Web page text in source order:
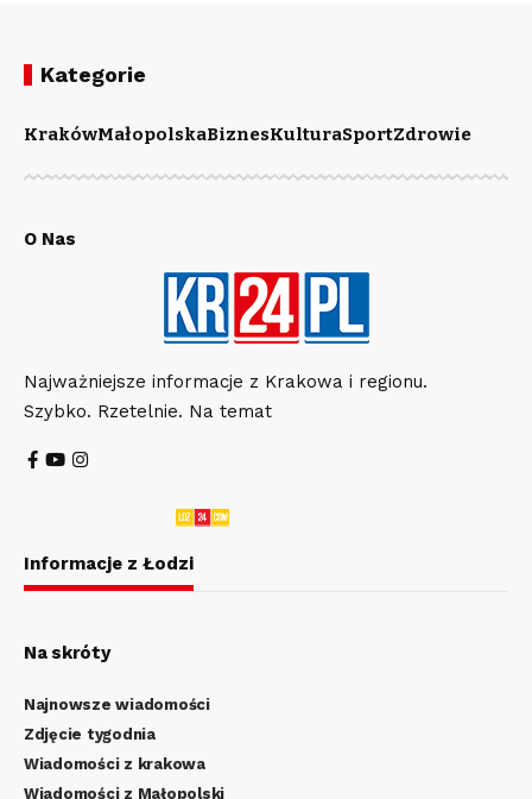
Kategorie
KrakówMałopolskaBiznesKulturaSportZdrowie
O Nas
Najważniejsze informacje z Krakowa i regionu.
Szybko. Rzetelnie. Na temat
Informacje z Łodzi
Na skróty
Najnowsze wiadomości
Zdjęcie tygodnia
Wiadomości z krakowa
Wiadomości z Małopolski